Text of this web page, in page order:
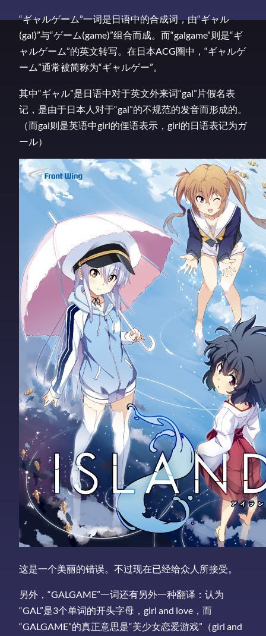
“ギャルゲーム”一词是日语中的合成词，由“ギャル
(gal)”与“ゲーム(game)”组合而成。而“galgame”则是“ギ
ャルゲーム”的英文转写。在日本ACG圈中，“ギャルゲ
ーム”通常被简称为“ギャルゲー”。
其中“ギャル”是日语中对于英文外来词“gal”片假名表
记，是由于日本人对于“gal”的不规范的发音而形成的。
（而gal则是英语中girl的俚语表示，girl的日语表记为ガ
ール）
这是一个美丽的错误。不过现在已经给众人所接受。
另外，“GALGAME”一词还有另外一种翻译：认为
“GAL”是3个单词的开头字母，girl and love，而
“GALGAME”的真正意思是“美少女恋爱游戏”（girl and